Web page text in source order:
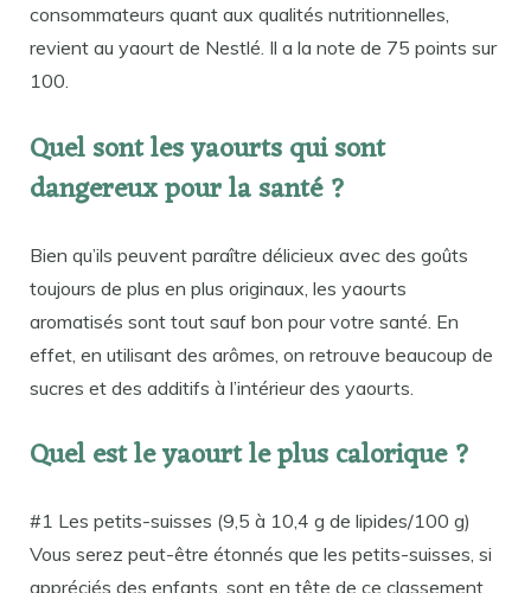
consommateurs quant aux qualités nutritionnelles,
revient au yaourt de Nestlé. Il a la note de 75 points sur
100.
Quel sont les yaourts qui sont
dangereux pour la santé ?
Bien qu’ils peuvent paraître délicieux avec des goûts
toujours de plus en plus originaux, les yaourts
aromatisés sont tout sauf bon pour votre santé. En
effet, en utilisant des arômes, on retrouve beaucoup de
sucres et des additifs à l’intérieur des yaourts.
Quel est le yaourt le plus calorique ?
#1 Les petits-suisses (9,5 à 10,4 g de lipides/100 g)
Vous serez peut-être étonnés que les petits-suisses, si
appréciés des enfants, sont en tête de ce classement